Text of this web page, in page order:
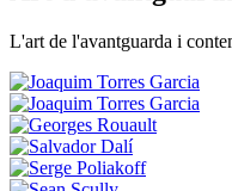
L'art de l'avantguarda i